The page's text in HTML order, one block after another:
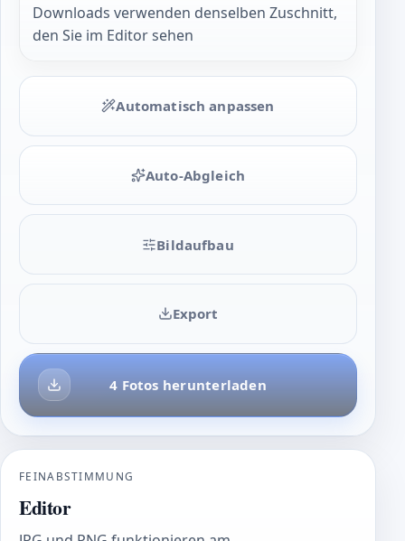
Downloads verwenden denselben Zuschnitt,
den Sie im Editor sehen
Automatisch anpassen
Auto-Abgleich
Bildaufbau
4 Fotos herunterladen
Export
FEINABSTIMMUNG
Editor